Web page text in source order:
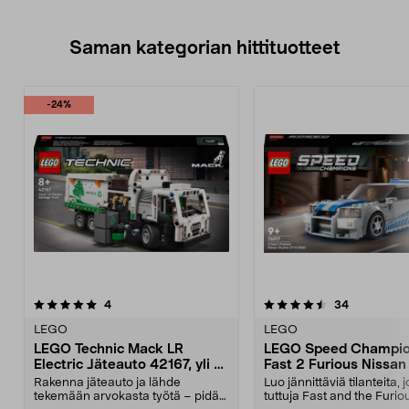
Saman kategorian hittituotteet
-24%
4arvostelut
LEGO
LEGO Technic Mack LR
Electric Jäteauto 42167, yli 8-
vuotiaille
Rakenna jäteauto ja lähde
tekemään arvokasta työtä – pidä
4.5 viidestä
34arvostelut
LEGO
LEGO Speed
Fast 2 Furious
GT-R (R34) 76917, yli
vuotiaille
Luo jännittäviä tilanteita,
tuttuja Fast and the
5.0 viidestä